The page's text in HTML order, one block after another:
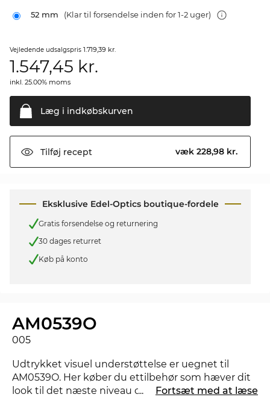
52 mm (Klar til forsendelse inden for 1-2 uger)
Vejledende udsalgspris 1.719,39 kr.
1.547,45 kr.
inkl. 25.00% moms
Læg i indkøbskurven
Tilføj recept væk 228,98 kr.
Eksklusive Edel-Optics boutique-fordele
Gratis forsendelse og returnering
30 dages returret
Køb på konto
AM0539O
005
Udtrykket visuel understøttelse er uegnet til
AM0539O. Her køber du ettilbehør som hæver dit
look til det næste niveau og viser, at du har styr på
... Fortsæt med at læse